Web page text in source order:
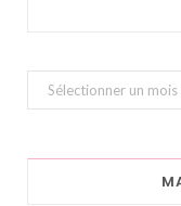
Archives